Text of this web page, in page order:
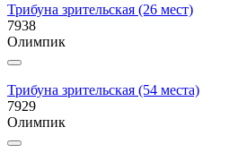
Трибуна зрительская (26 мест)
7938
Олимпик
Трибуна зрительская (54 места)
7929
Олимпик